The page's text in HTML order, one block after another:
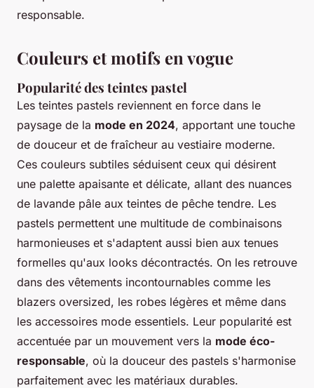
responsable.
Couleurs et motifs en vogue
Popularité des teintes pastel
Les teintes pastels reviennent en force dans le
paysage de la mode en 2024, apportant une touche
de douceur et de fraîcheur au vestiaire moderne.
Ces couleurs subtiles séduisent ceux qui désirent
une palette apaisante et délicate, allant des nuances
de lavande pâle aux teintes de pêche tendre. Les
pastels permettent une multitude de combinaisons
harmonieuses et s'adaptent aussi bien aux tenues
formelles qu'aux looks décontractés. On les retrouve
dans des vêtements incontournables comme les
blazers oversized, les robes légères et même dans
les accessoires mode essentiels. Leur popularité est
accentuée par un mouvement vers la mode éco-
responsable, où la douceur des pastels s'harmonise
parfaitement avec les matériaux durables.